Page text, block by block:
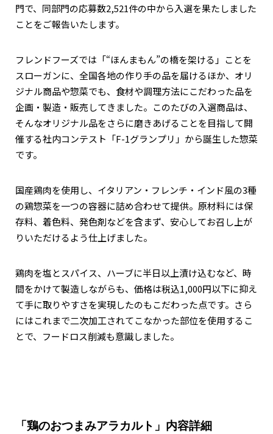
京都の書店
CULTURE
すべて
おすすめの展覧会
おすすめの映画
誠光社で選びました。
紹介します。
おすすめのイベント
門で、同部門の応募数2,521件の中から入選を果たしました
ことをご報告いたします。
フレンドフーズでは「“ほんまもん”の橋を架ける」ことを
スローガンに、全国各地の作り手の品を届けるほか、オリ
ジナル商品や惣菜でも、食材や調理方法にこだわった品を
企画・製造・販売してきました。このたびの入選商品は、
そんなオリジナル品をさらに磨きあげることを目指して開
催する社内コンテスト「F-1グランプリ」から誕生した惣菜
です。
国産鶏肉を使用し、イタリアン・フレンチ・インド風の3種
の鶏惣菜を一つの容器に詰め合わせて提供。原材料には保
存料、着色料、発色剤などを含まず、安心してお召し上が
りいただけるよう仕上げました。
鶏肉を塩とスパイス、ハーブに半日以上漬け込むなど、時
間をかけて製造しながらも、価格は税込1,000円以下に抑え
て手に取りやすさを実現したのもこだわった点です。さら
にはこれまで二次加工されてこなかった部位を使用するこ
とで、フードロス削減も意識しました。
「鶏のおつまみアラカルト」内容詳細